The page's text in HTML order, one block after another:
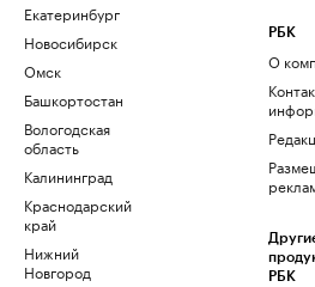
Екатеринбург
Новосибирск
Омск
Башкортостан
Вологодская
область
Калининград
Краснодарский
край
Нижний
Новгород
РБК
О
РБК